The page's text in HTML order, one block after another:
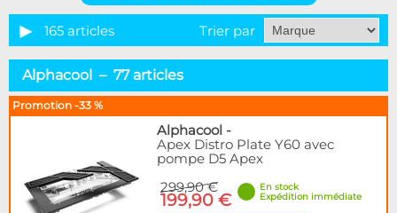
articles
Catégorie
Pompes D5 & DDC
Pompes Autres
Combos Réservoir+Pompe
28
Distributeurs
29
Top & Accessoires
50
165 articles Trier par
Alphacool – 77 articles
Promotion -33 %
Alphacool -
Apex Distro Plate Y60 avec
pompe D5 Apex
299,90 €
199,90 €
En stock
Expédition immédiate